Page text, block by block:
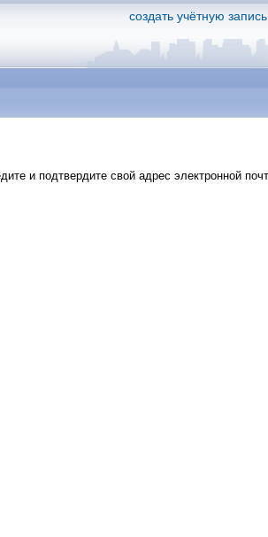
создать учётную запись
и подтвердите свой адрес электронной